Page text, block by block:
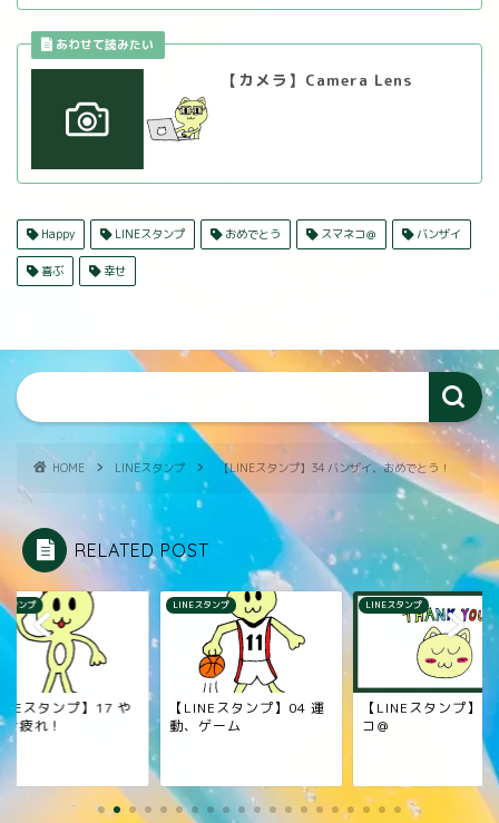
【カメラ】Camera Lens
Happy LINEスタンプ おめでとう スマネコ＠ バンザイ
喜ぶ 幸せ
HOME LINEスタンプ 【LINEスタンプ】34 バンザイ、おめでとう！
RELATED POST
タンプ
スタンプ】04 運
ゲーム
LINEスタンプ
【LINEスタンプ】スマネ
コ＠
LINEスタンプ
【LINEスタンプ】15
今、起きたよ